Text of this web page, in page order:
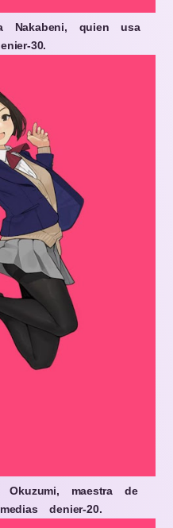
Nakabeni, quien usa
30.
maestra de
denier-20.